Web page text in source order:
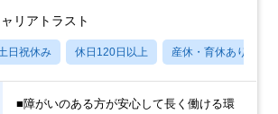
リアトラスト
日祝休み 休日120日以上 産休・育休あり
■障がいのある方が安心して長く働ける環